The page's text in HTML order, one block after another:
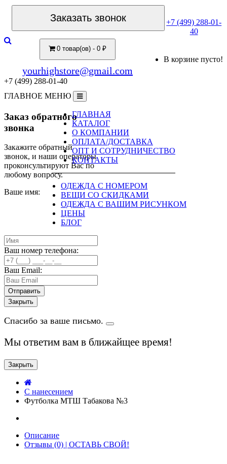
Заказать звонок
+7 (499) 288-01-
40
0 товар(ов) - 0 ₽
В корзине пусто!
yourhighstore@gmail.com
+7 (499) 288-01-40
ГЛАВНОЕ МЕНЮ
ГЛАВНАЯ
КАТАЛОГ
О КОМПАНИИ
ОПЛАТА/ДОСТАВКА
ОПТ И СОТРУДНИЧЕСТВО
КОНТАКТЫ
ОДЕЖДА С НОМЕРОМ
ВЕЩИ СО СКИДКАМИ
ОДЕЖДА С ВАШИМ РИСУНКОМ
ЦЕНЫ
БЛОГ
Заказ обратного
звонка
Закажите обратный
звонок, и наши операторы
проконсультируют Вас по
любому вопросу.
Ваше имя:
Ваш номер телефона:
Ваш Email:
Закрыть
Спасибо за ваше письмо.
Мы ответим вам в ближайщее время!
Закрыть
C нанесением
Футболка МТШ Табакова №3
Описание
Отзывы (0) | ОСТАВЬ СВОЙ!